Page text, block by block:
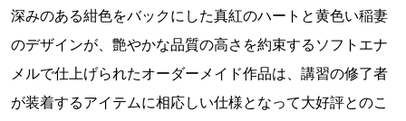
深みのある紺色をバックにした真紅のハートと黄色い稲妻
のデザインが、艶やかな品質の高さを約束するソフトエナ
メルで仕上げられたオーダーメイド作品は、講習の修了者
が装着するアイテムに相応しい仕様となって大好評とのこ